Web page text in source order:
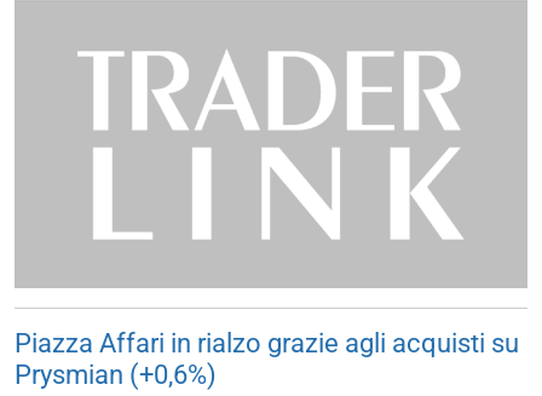
Piazza Affari in rialzo grazie agli acquisti su
Prysmian (+0,6%)